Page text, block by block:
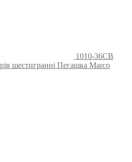
1010-36CB
шестигранні Пегашка Marco